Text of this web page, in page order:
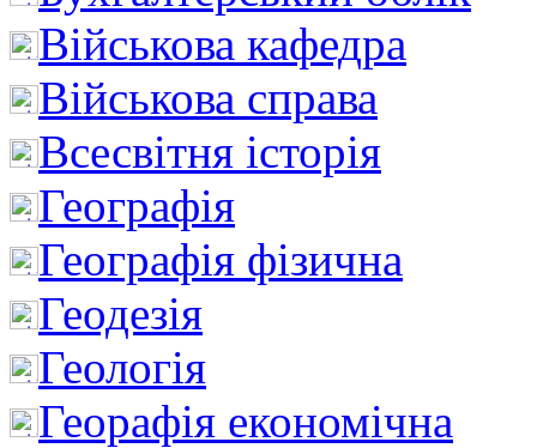
Військова кафедра
Військова справа
Всесвітня історія
Географія
Географія фізична
Геодезія
Геологія
Георафія економічна